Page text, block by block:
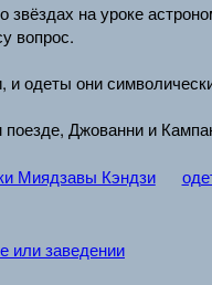
звёздах на уроке
вопрос.
одеты они
Джованни и
Миядзавы Кэндзи
или заведении